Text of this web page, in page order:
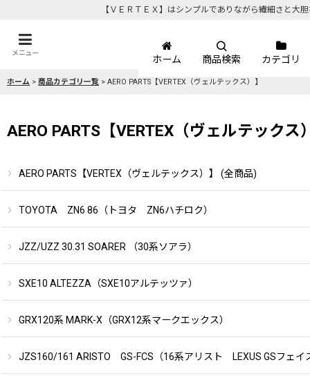
【ＶＥＲＴＥＸ】はシンプルでありながら繊細さと大
メニュー
ホーム 商品検索 カテゴリ
ホーム > 商品カテゴリ一覧 > AERO PARTS【VERTEX（ヴェルテックス）】
AERO PARTS【VERTEX（ヴェルテックス
AERO PARTS【VERTEX（ヴェルテックス）】 (全商品)
TOYOTA ZN6 86（トヨタ ZN6ハチロク）
JZZ/UZZ 30.31 SOARER （30系ソアラ）
SXE10 ALTEZZA（SXE10アルテッツァ）
GRX120系 MARK-X（GRX12系マークエックス）
JZS160/161 ARISTO GS-FCS（16系アリスト LEXUS GSフェイ